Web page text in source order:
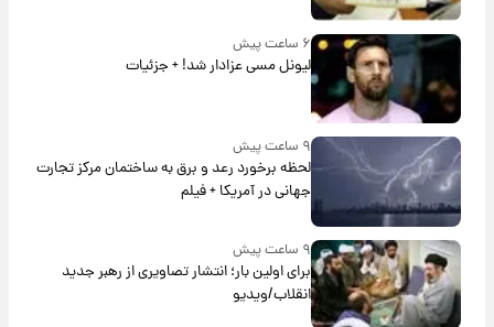
۶ ساعت پیش
لیونل مسی عزادار شد! + جزئیات
۹ ساعت پیش
لحظه برخورد رعد و برق به ساختمان مرکز تجارت
جهانی در آمریکا + فیلم
۹ ساعت پیش
برای اولین بار؛ انتشار تصاویری از رهبر جدید
انقلاب/ویدیو